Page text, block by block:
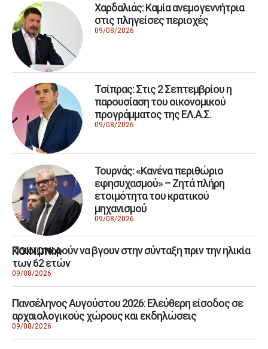
Χαρδαλιάς: Καμία ανεμογεννήτρια
στις πληγείσες περιοχές
09/08/2026
Τσίπρας: Στις 2 Σεπτεμβρίου η
παρουσίαση του οικονομικού
προγράμματος της ΕΛ.Α.Σ.
09/08/2026
Τουρνάς: «Κανένα περιθώριο
εφησυχασμού» – Ζητά πλήρη
ετοιμότητα του κρατικού
μηχανισμού
09/08/2026
ΚΟΙΝΩΝΙΑ
Ποιοι μπορούν να βγουν στην σύνταξη πριν την ηλικία
των 62 ετών
09/08/2026
Πανσέληνος Αυγούστου 2026: Ελεύθερη είσοδος σε
αρχαιολογικούς χώρους και εκδηλώσεις
09/08/2026